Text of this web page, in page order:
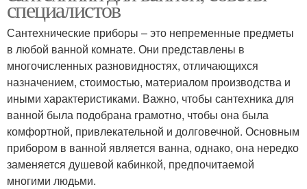
специалистов
Сантехнические приборы – это непременные предметы
в любой ванной комнате. Они представлены в
многочисленных разновидностях, отличающихся
назначением, стоимостью, материалом производства и
иными характеристиками. Важно, чтобы сантехника для
ванной была подобрана грамотно, чтобы она была
комфортной, привлекательной и долговечной. Основным
прибором в ванной является ванна, однако, она нередко
заменяется душевой кабинкой, предпочитаемой
многими людьми.